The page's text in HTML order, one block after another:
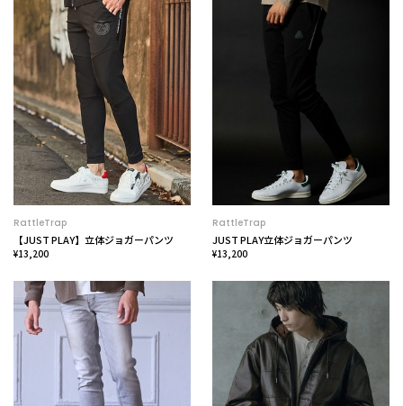
RattleTrap
【JUST PLAY】立体ジョガーパンツ
¥13,200
RattleTrap
JUST PLAY立体ジョガーパンツ
¥13,200